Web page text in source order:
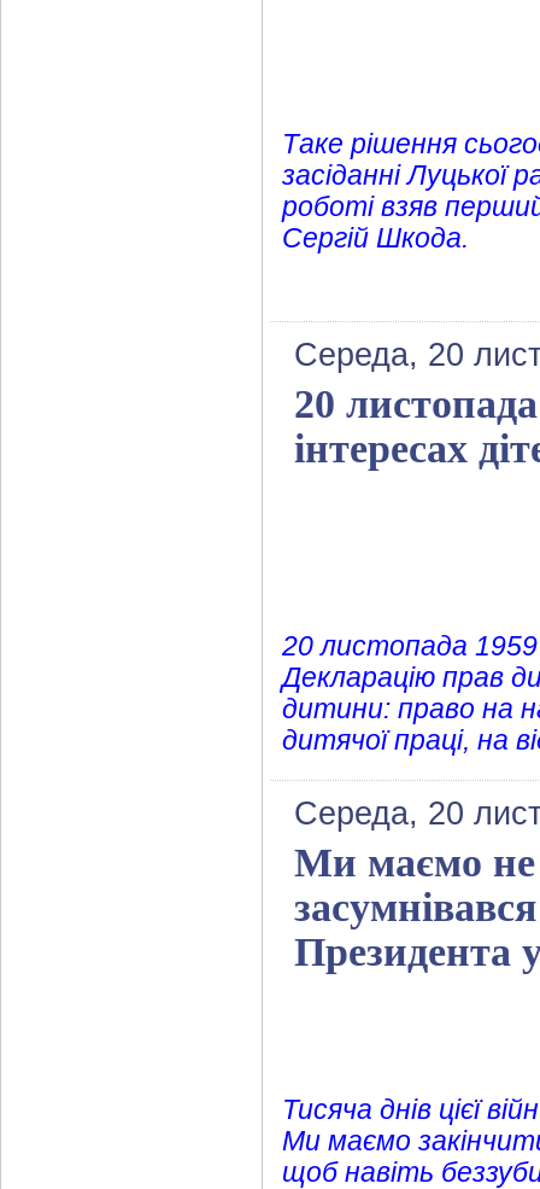
Таке рішення
засіданні Луцької
роботі взяв
Сергій Шкода.
Середа, 20
20
інтересах
20 листопада
Декларацію прав
дитини: право на
дитячої праці, на
Середа, 20
Ми маємо не
Президента
Тисяча днів цієї
Ми маємо
щоб навіть